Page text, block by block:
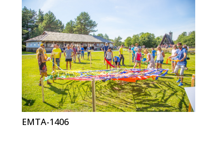
EMTA-1406